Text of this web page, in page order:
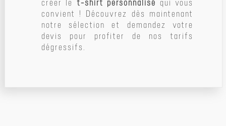
créer le t-shirt personnalisé qui vous
convient ! Découvrez dès maintenant
notre sélection et demandez votre
devis pour profiter de nos tarifs
dégressifs.